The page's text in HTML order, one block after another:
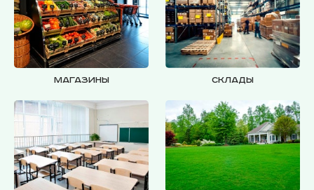
Магазины Склады